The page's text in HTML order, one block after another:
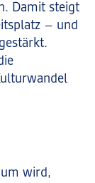
Damit steigt
– und
wird,